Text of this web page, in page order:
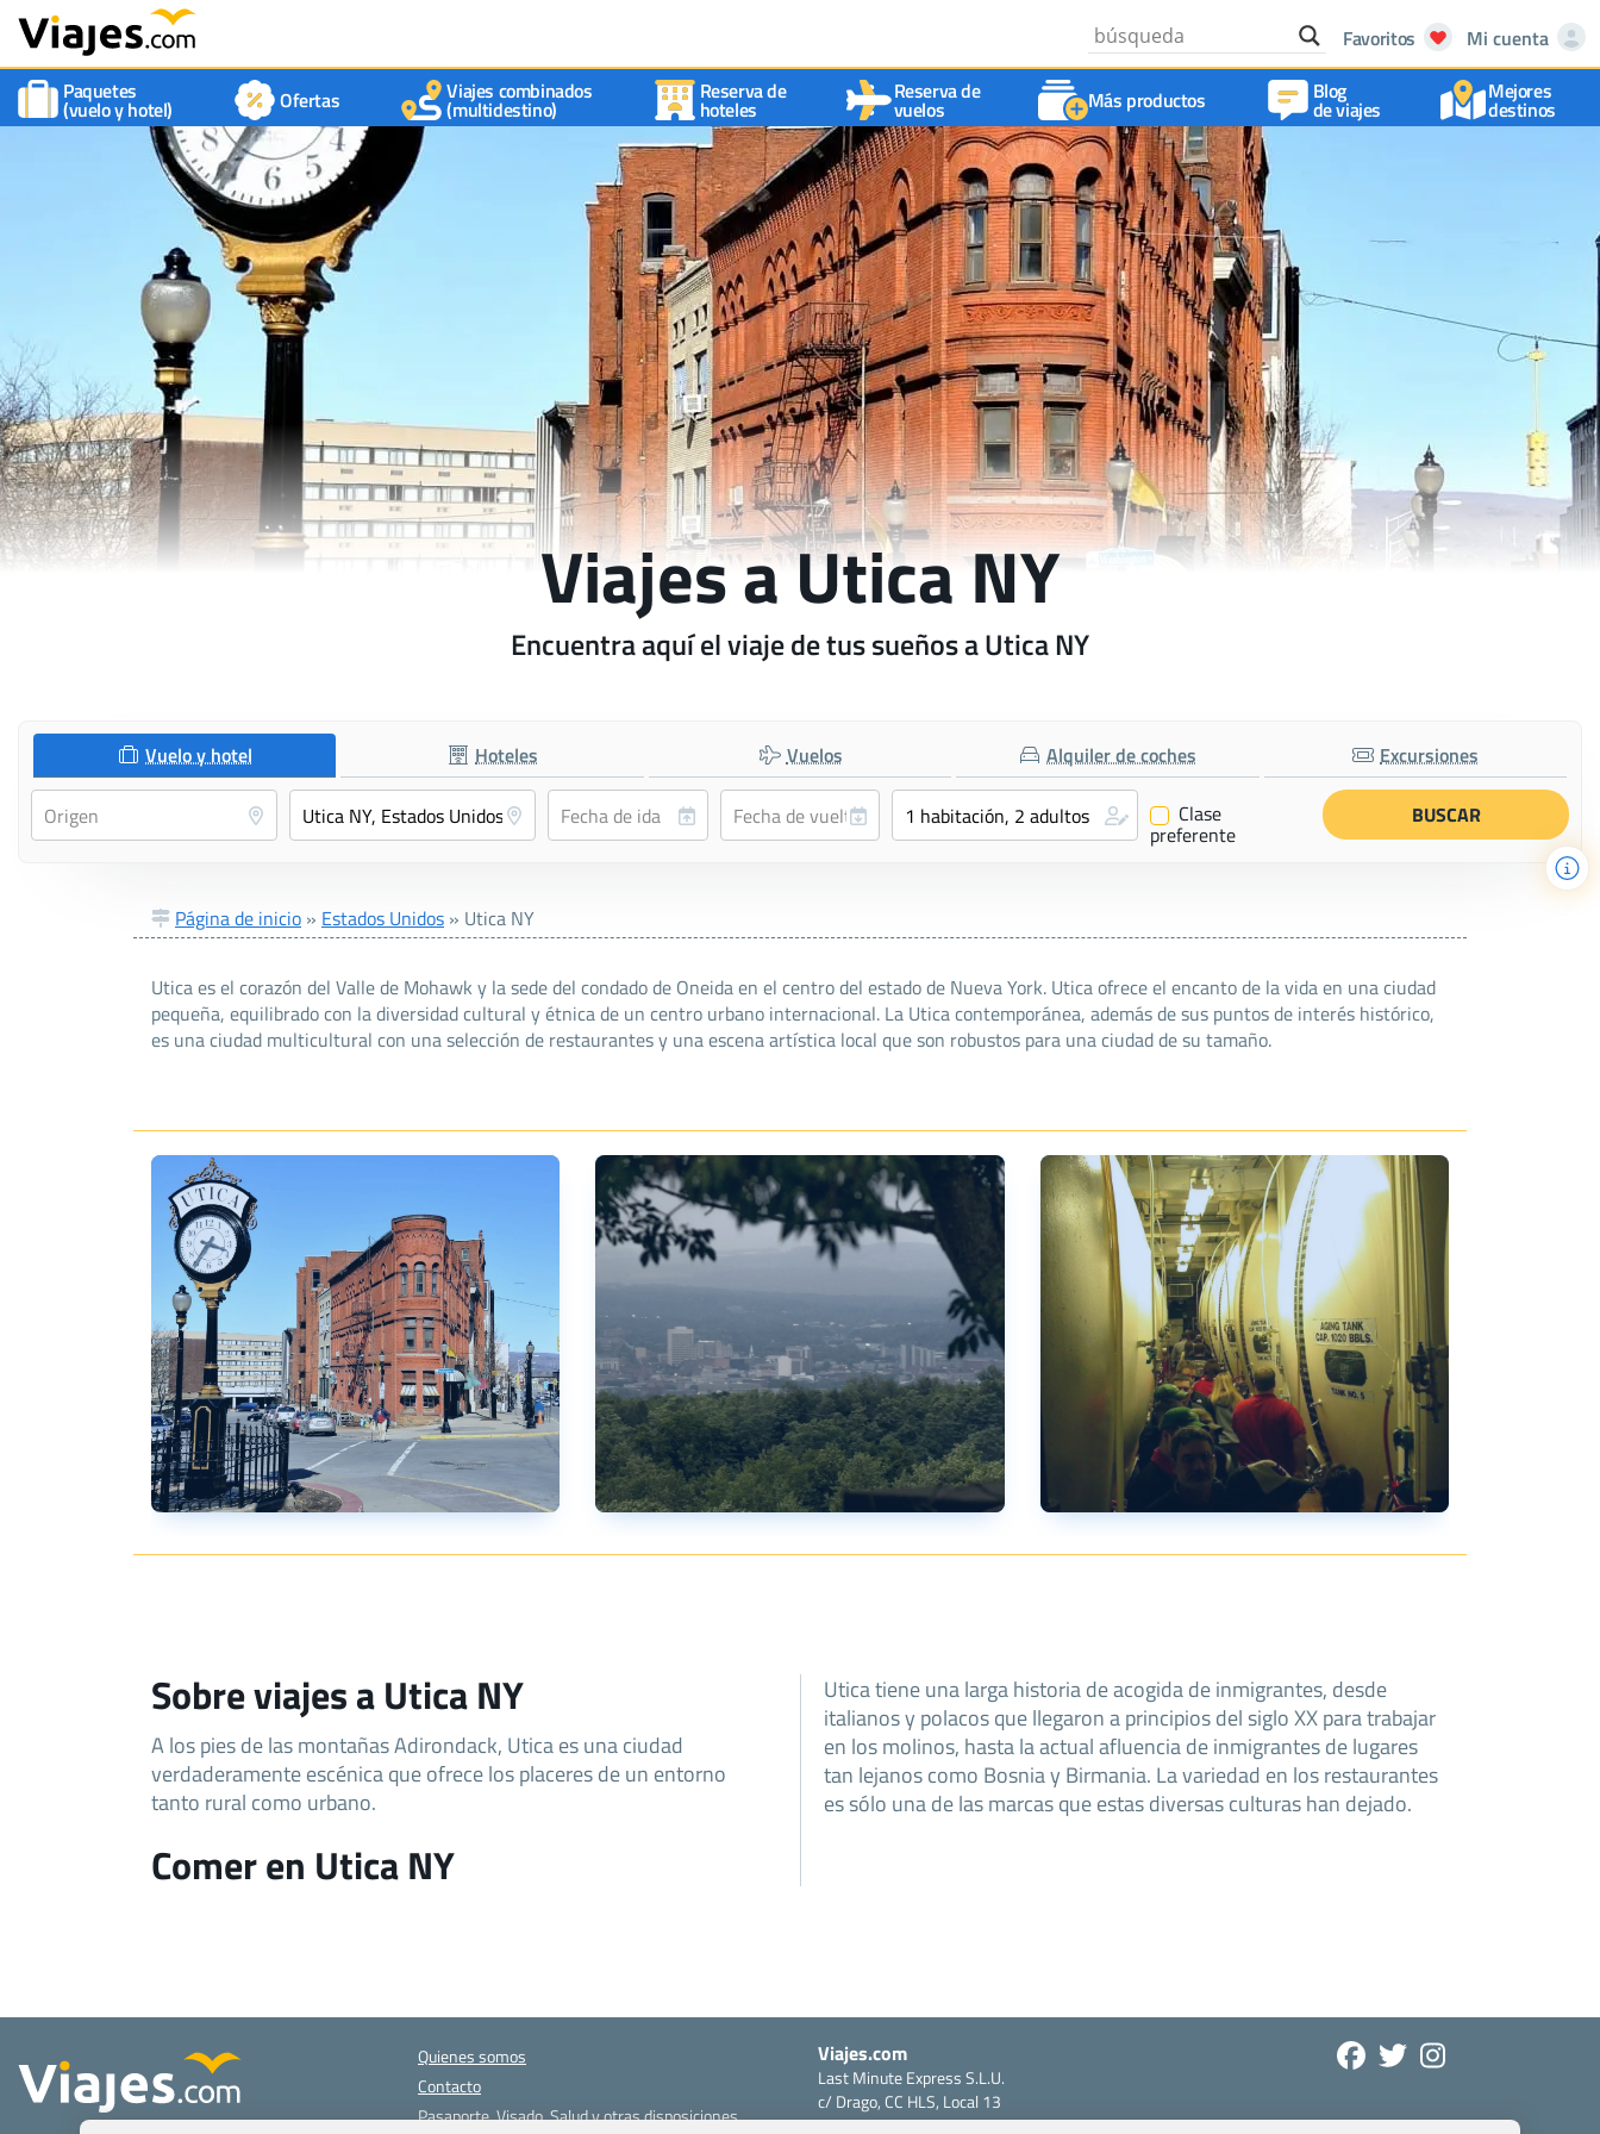
Favoritos
Mi cuenta
Paquetes
(vuelo y hotel) Ofertas Viajes combinados
(multidestino)
Reserva de
hoteles
Reserva de
vuelos Más productos Blog
de viajes
Mejores
destinos
Viajes a Utica NY
Encuentra aquí el viaje de tus sueños a Utica NY
Vuelo y hotel Hoteles Vuelos Alquiler de coches Excursiones
✔ Clase
preferente
Página de inicio » Estados Unidos » Utica NY
Utica es el corazón del Valle de Mohawk y la sede del condado de Oneida en el centro del estado de Nueva York. Utica ofrece el encanto de la vida en una ciudad
pequeña, equilibrado con la diversidad cultural y étnica de un centro urbano internacional. La Utica contemporánea, además de sus puntos de interés histórico,
es una ciudad multicultural con una selección de restaurantes y una escena artística local que son robustos para una ciudad de su tamaño.
Sobre viajes a Utica NY
A los pies de las montañas Adirondack, Utica es una ciudad
verdaderamente escénica que ofrece los placeres de un entorno
tanto rural como urbano.
Comer en Utica NY
Utica tiene una larga historia de acogida de inmigrantes, desde
italianos y polacos que llegaron a principios del siglo XX para trabajar
en los molinos, hasta la actual afluencia de inmigrantes de lugares
tan lejanos como Bosnia y Birmania. La variedad en los restaurantes
es sólo una de las marcas que estas diversas culturas han dejado.
Quienes somos
Contacto
Pasaporte, Visado, Salud y otras disposiciones
Viajes.com
Last Minute Express S.L.U.
c/ Drago, CC HLS, Local 13
38660 Miraverde – Adeje